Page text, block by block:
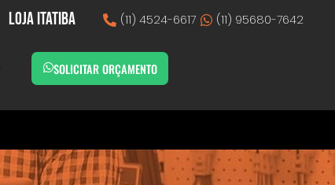
Loja Itatiba (11) 4524-6617 (11) 95680-7642
SOLICITAR ORÇAMENTO